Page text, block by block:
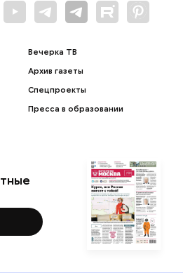
Вечерка ТВ
Архив газеты
Спецпроекты
Пресса в образовании